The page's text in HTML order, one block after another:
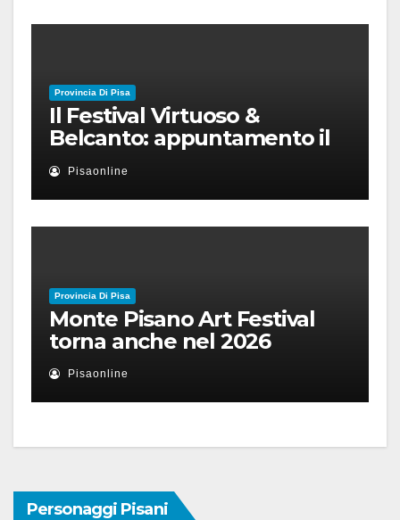
Provincia Di Pisa
Il Festival Virtuoso &
Belcanto: appuntamento il
28 luglio a Palazzo Blu con
Ruben Micieli
Pisaonline
Provincia Di Pisa
Monte Pisano Art Festival
torna anche nel 2026
Pisaonline
Personaggi Pisani